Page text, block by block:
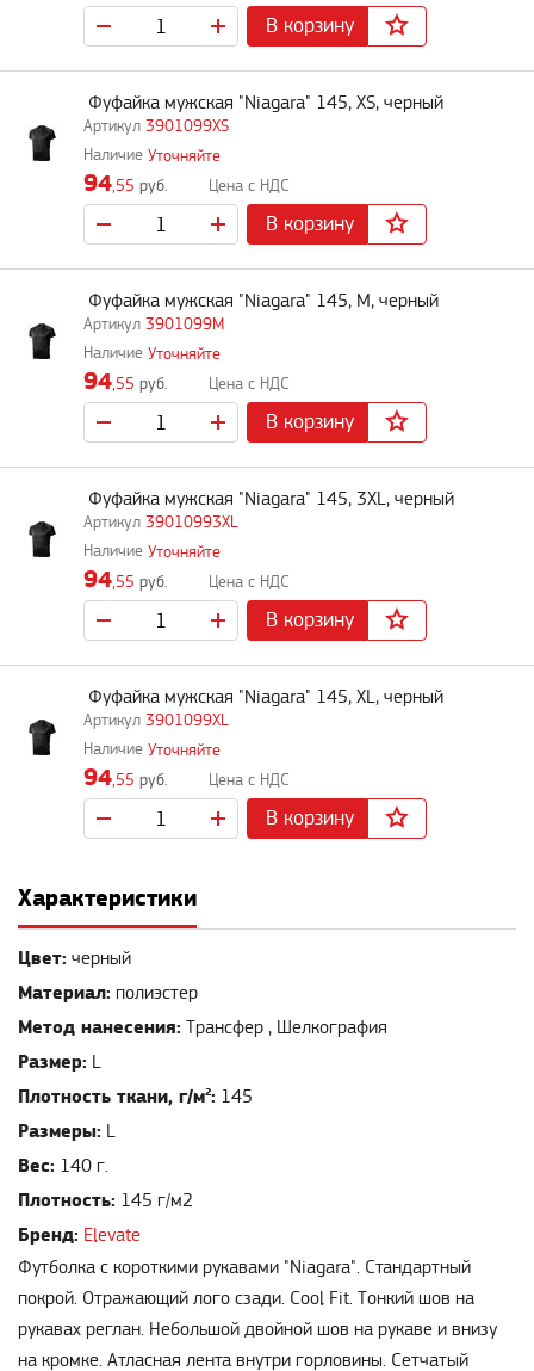
В корзину
3901099XS
Фуфайка мужская "Niagara" 145, XS, черный
Уточняйте
94,55 руб.
В корзину
3901099M
Фуфайка мужская "Niagara" 145, M, черный
Уточняйте
94,55 руб.
В корзину
39010993XL
Фуфайка мужская "Niagara" 145, 3XL, черный
Уточняйте
94,55 руб.
В корзину
3901099XL
Фуфайка мужская "Niagara" 145, XL, черный
Уточняйте
94,55 руб.
В корзину
Характеристики
Цвет: черный
Материал: полиэстер
Метод нанесения: Трансфер , Шелкография
Размер: L
Плотность ткани, г/м²: 145
Размеры: L
Вес: 140 г.
Плотность: 145 г/м2
Бренд: Elevate
Футболка с короткими рукавами "Niagara". Стандартный
покрой. Отражающий лого сзади. Cool Fit. Тонкий шов на
рукавах реглан. Небольшой двойной шов на рукаве и внизу
на кромке. Атласная лента внутри горловины. Сетчатый